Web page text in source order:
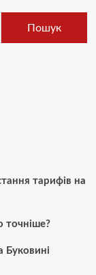
Пошук
тарифів на
точніше?
Буковині